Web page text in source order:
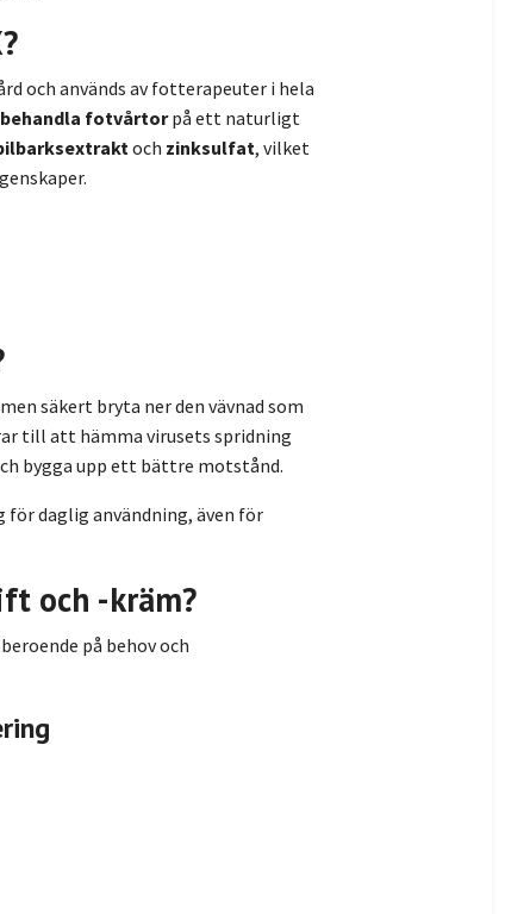
och används av fotterapeuter i hela
behandla fotvårtorpå ett naturligt
och zinksulfat, vilket
säkert bryta ner den vävnad som
till att hämma virusets spridning
bygga upp ett bättre motstånd.
för daglig användning, även för
och -kräm?
på behov och